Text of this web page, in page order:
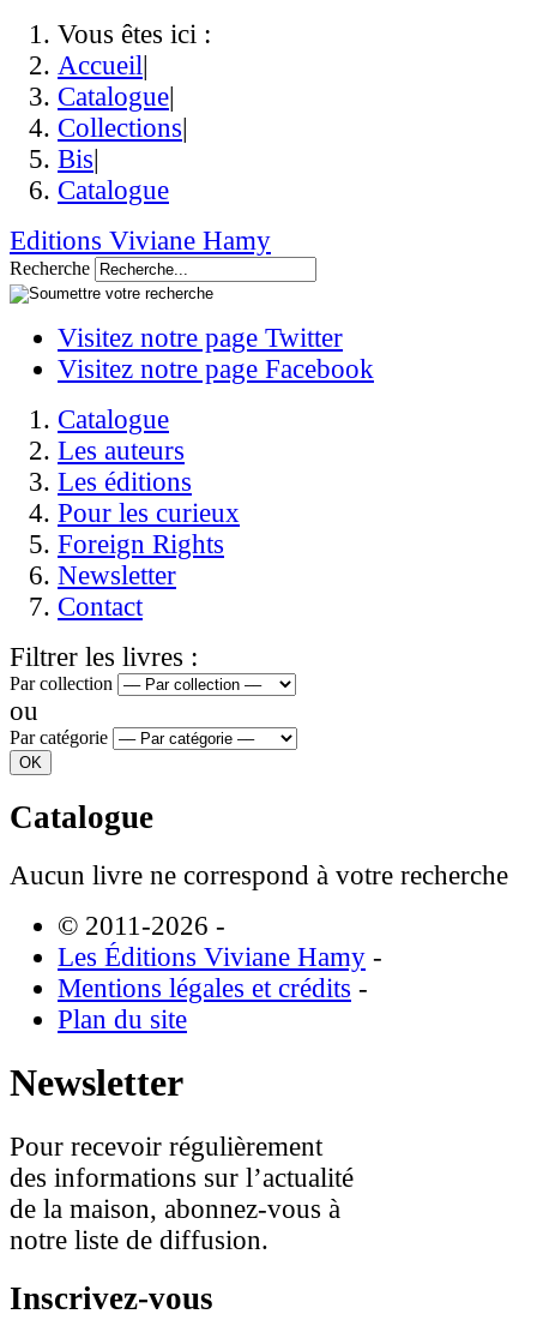
Vous êtes ici :
Accueil|
Catalogue|
Collections|
Bis|
Catalogue
Editions Viviane Hamy
Recherche
Visitez notre page Twitter
Visitez notre page Facebook
Catalogue
Les auteurs
Les éditions
Pour les curieux
Foreign Rights
Newsletter
Contact
Filtrer les livres :
Par collection
ou
Par catégorie
Catalogue
Aucun livre ne correspond à votre recherche
© 2011-2026 -
Les Éditions Viviane Hamy -
Mentions légales et crédits -
Plan du site
Newsletter
Pour recevoir régulièrement
des informations sur l’actualité
de la maison, abonnez-vous à
notre liste de diffusion.
Inscrivez-vous